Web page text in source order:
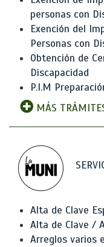
personas con
Exención del
Personas con
Obtención de
Discapacidad
P.I.M
MÁS
Alta de Clave
Alta de Clave /
Arreglos varios